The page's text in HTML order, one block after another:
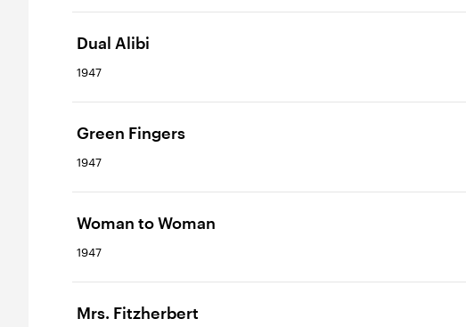
Dual Alibi
1947
Green Fingers
1947
Woman to Woman
1947
Mrs. Fitzherbert